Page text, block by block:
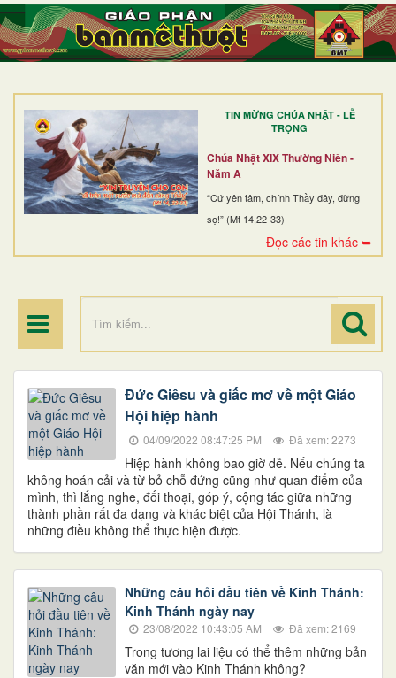
TIN MỪNG CHÚA NHẬT - LỄ
TRỌNG
Chúa Nhật XIX Thường Niên -
Năm A
“Cứ yên tâm, chính Thầy đây, đừng
sợ!” (Mt 14,22-33)
Đọc các tin khác ➥
TRANG NHẤT
GIỚI THIỆU
DÒNG TU
BAN MỤC VỤ
ĐOÀN THỂ CG
ĐIỂM HÀNH HƯƠNG
Đức Giêsu và giấc mơ về một Giáo
Hội hiệp hành
04/09/2022 08:47:25 PM Đã xem: 2273
Hiệp hành không bao giờ dễ. Nếu chúng ta
không hoán cải và từ bỏ chỗ đứng cũng như quan điểm của
mình, thì lắng nghe, đối thoại, góp ý, cộng tác giữa những
thành phần rất đa dạng và khác biệt của Hội Thánh, là
những điều không thể thực hiện được.
Những câu hỏi đầu tiên về Kinh Thánh:
Kinh Thánh ngày nay
23/08/2022 10:43:05 AM Đã xem: 2169
Trong tương lai liệu có thể thêm những bản
văn mới vào Kinh Thánh không?